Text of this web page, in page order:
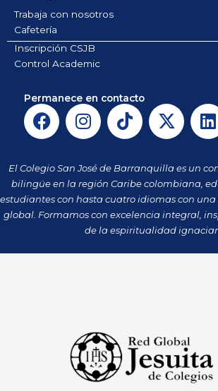
Trabaja con nosotros
Cafetería
Inscripción CSJB
Control Academic
Permanece en contacto
F
a
e
b
o
o
I
n
t
a
g
r
a
m
T
i
t
o
k
X
-
w
i
t
t
e
r
L
i
k
e
i
n
El Colegio San José de Barranquilla es un
bilingüe en la región Caribe colombiana,
estudiantes con hasta cuatro idiomas con
global. Formamos con excelencia integral,
de la espiritualidad